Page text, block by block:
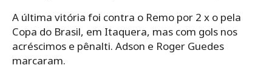
A última vitória foi contra o Remo por 2 x o pela
Copa do Brasil, em Itaquera, mas com gols nos
acréscimos e pênalti. Adson e Roger Guedes
marcaram.